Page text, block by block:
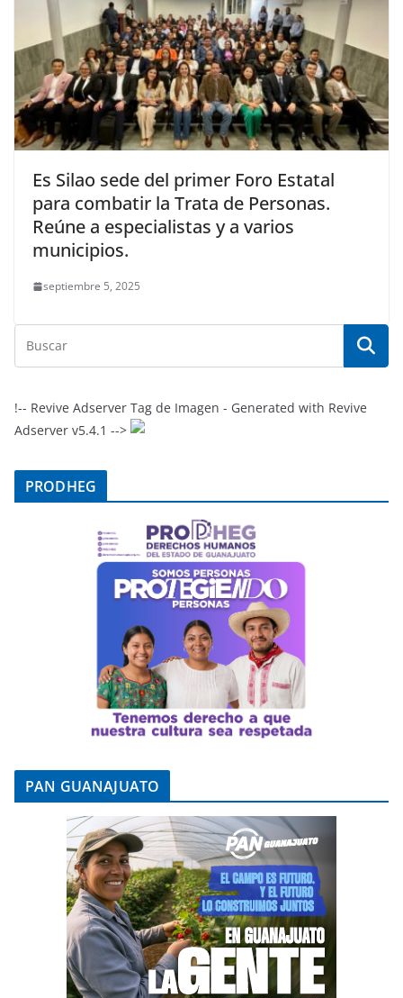
Es Silao sede del primer Foro Estatal
para combatir la Trata de Personas.
Reúne a especialistas y a varios
municipios.
septiembre 5, 2025
!-- Revive Adserver Tag de Imagen - Generated with Revive
Adserver v5.4.1 -->
PRODHEG
PAN GUANAJUATO